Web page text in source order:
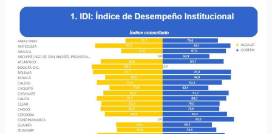
país
Índice
de
Desempeño
Institucional